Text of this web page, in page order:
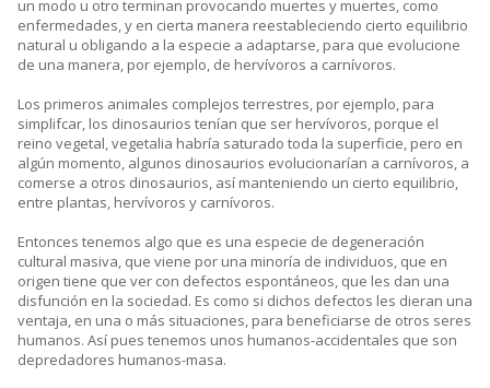
un modo u otro terminan provocando muertes y muertes, como
enfermedades, y en cierta manera reestableciendo cierto equilibrio
natural u obligando a la especie a adaptarse, para que evolucione
de una manera, por ejemplo, de hervívoros a carnívoros.
Los primeros animales complejos terrestres, por ejemplo, para
simplifcar, los dinosaurios tenían que ser hervívoros, porque el
reino vegetal, vegetalia habría saturado toda la superficie, pero en
algún momento, algunos dinosaurios evolucionarían a carnívoros, a
comerse a otros dinosaurios, así manteniendo un cierto equilibrio,
entre plantas, hervívoros y carnívoros.
Entonces tenemos algo que es una especie de degeneración
cultural masiva, que viene por una minoría de individuos, que en
origen tiene que ver con defectos espontáneos, que les dan una
disfunción en la sociedad. Es como si dichos defectos les dieran una
ventaja, en una o más situaciones, para beneficiarse de otros seres
humanos. Así pues tenemos unos humanos-accidentales que son
depredadores humanos-masa.